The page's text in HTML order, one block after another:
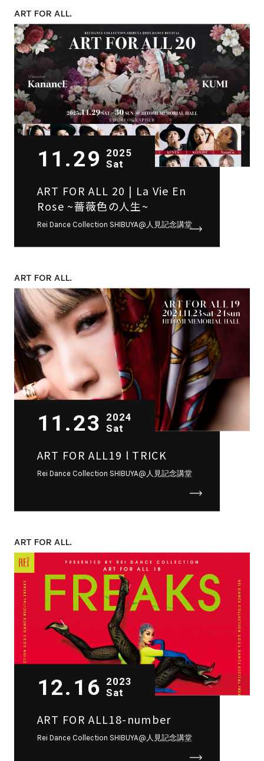
ART FOR ALL.
11.29
2025
Sat
ART FOR ALL 20 | La Vie En
Rose ~薔薇色の人生~
Rei Dance Collection SHIBUYA@人見記念講堂
ART FOR ALL.
11.23
2024
Sat
ART FOR ALL19 l TRICK
Rei Dance Collection SHIBUYA@人見記念講堂
ART FOR ALL.
12.16 2023
Sat
ART FOR ALL18-number
Rei Dance Collection SHIBUYA@人見記念講堂